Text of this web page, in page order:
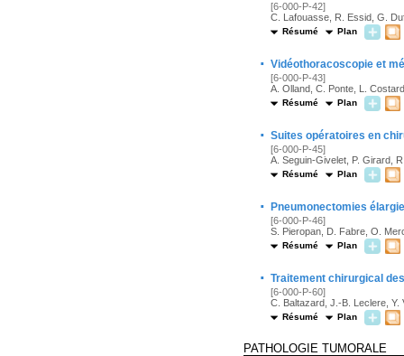
[6-000-P-42]
C. Lafouasse, R. Essid, G.
Résumé Plan
· Vidéothoracoscopie et
[6-000-P-43]
A. Olland, C. Ponte, L.
Résumé Plan
· Suites opératoires en
[6-000-P-45]
A. Seguin-Givelet, P. Girard,
Résumé Plan
· Pneumonectomies
[6-000-P-46]
S. Pieropan, D. Fabre, O.
Résumé Plan
· Traitement chirurgical
[6-000-P-60]
C. Baltazard, J.-B. Leclere,
Résumé Plan
PATHOLOGIE TUMORALE